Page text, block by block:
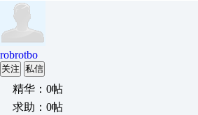
robrotbo
关注 私信
精华：0帖
求助：0帖